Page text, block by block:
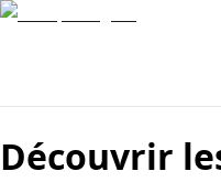
Découvrir